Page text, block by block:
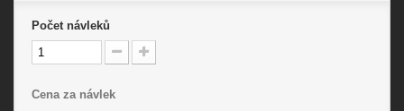
Počet návleků
Cena za návlek